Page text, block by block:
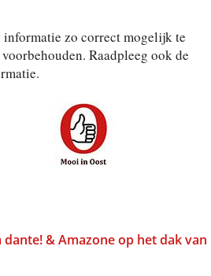
informatie zo correct mogelijk te
Raadpleeg ook de
& Amazone op het dak van